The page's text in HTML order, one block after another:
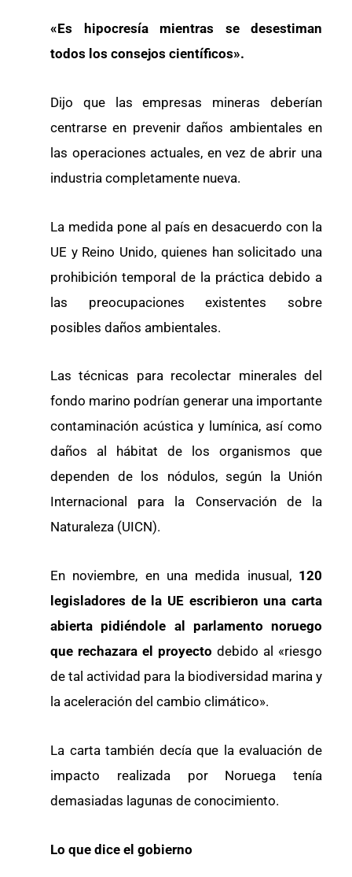
«Es hipocresía mientras se desestiman
todos los consejos científicos».
Dijo que las empresas mineras deberían
centrarse en prevenir daños ambientales en
las operaciones actuales, en vez de abrir una
industria completamente nueva.
La medida pone al país en desacuerdo con la
UE y Reino Unido, quienes han solicitado una
prohibición temporal de la práctica debido a
las preocupaciones existentes sobre
posibles daños ambientales.
Las técnicas para recolectar minerales del
fondo marino podrían generar una importante
contaminación acústica y lumínica, así como
daños al hábitat de los organismos que
dependen de los nódulos, según la Unión
Internacional para la Conservación de la
Naturaleza (UICN).
En noviembre, en una medida inusual, 120
legisladores de la UE escribieron una carta
abierta pidiéndole al parlamento noruego
que rechazara el proyecto debido al «riesgo
de tal actividad para la biodiversidad marina y
la aceleración del cambio climático».
La carta también decía que la evaluación de
impacto realizada por Noruega tenía
demasiadas lagunas de conocimiento.
Lo que dice el gobierno